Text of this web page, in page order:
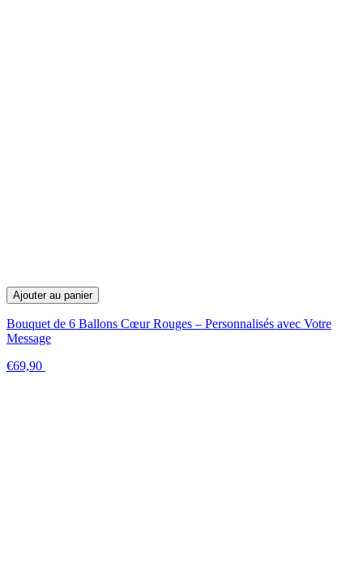
Ajouter au panier
Bouquet de 6 Ballons Cœur Rouges – Personnalisés avec Votre
Message
€69,90